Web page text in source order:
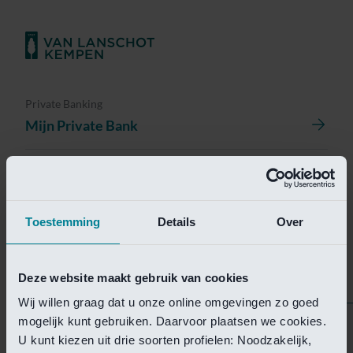
Toestemming Details Over
Deze website maakt gebruik van cookies
Wij willen graag dat u onze online omgevingen zo goed
mogelijk kunt gebruiken. Daarvoor plaatsen we cookies.
U kunt kiezen uit drie soorten profielen: Noodzakelijk,
Private Banking
Mijn Private Bank
Helaas is deze pagina